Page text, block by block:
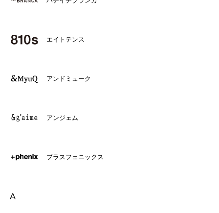
エイトテンス
アンドミューク
アンジェム
プラスフェニックス
A